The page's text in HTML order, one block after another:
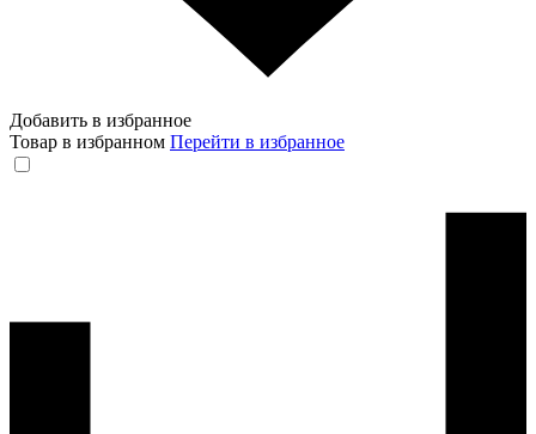
Добавить в избранное
Товар в избранном Перейти в избранное